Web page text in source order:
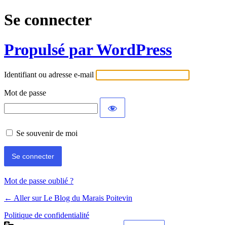
Se connecter
Propulsé par WordPress
Identifiant ou adresse e-mail
Mot de passe
Se souvenir de moi
Mot de passe oublié ?
← Aller sur Le Blog du Marais Poitevin
Politique de confidentialité